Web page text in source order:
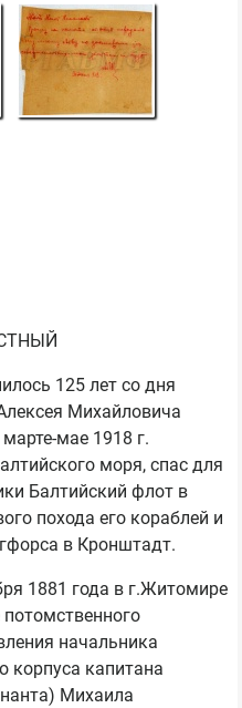
125 лет со дня
Михайловича
мае 1918 г.
моря, спас для
Балтийский флот в
похода его кораблей и
в Кронштадт.
1881 года в г.Житомире
начальника
корпуса капитана
Михаила